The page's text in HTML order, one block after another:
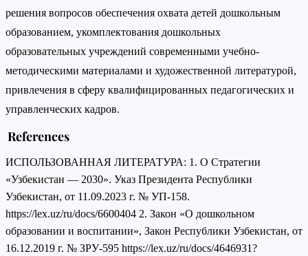
решения вопросов обеспечения охвата детей дошкольным
образованием, укомплектования дошкольных
образовательных учреждений современными учебно-
методическими материалами и художественной литературой,
привлечения в сферу квалифицированных педагогических и
управленческих кадров.
References
ИСПОЛЬЗОВАННАЯ ЛИТЕРАТУРА: 1. О Стратегии
«Узбекистан — 2030». Указ Президента Республики
Узбекистан, от 11.09.2023 г. № УП-158.
https://lex.uz/ru/docs/6600404 2. Закон «О дошкольном
образовании и воспитании», Закон Республики Узбекистан, от
16.12.2019 г. № ЗРУ-595 https://lex.uz/ru/docs/4646931?